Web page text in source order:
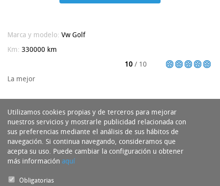
Marca y modelo: VwGolf
Km: 330000 km
10 / 10
La mejor
Utilizamos cookies propias y de terceros para mejorar
nuestros servicios y mostrarle publicidad relacionada con
sus preferencias mediante el análisis de sus hábitos de
navegación. Si continua navegando, consideramos que
acepta su uso. Puede cambiar la configuración u obtener
más información aquí
Obligatorias